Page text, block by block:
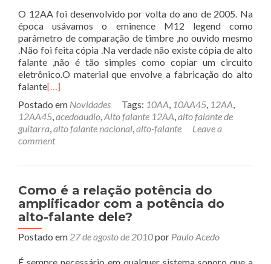
O 12AA foi desenvolvido por volta do ano de 2005. Na
época usávamos o eminence M12 legend como
parâmetro de comparação de timbre ,no ouvido mesmo
.Não foi feita cópia .Na verdade não existe cópia de alto
falante ,não é tão simples como copiar um circuito
eletrônico.O material que envolve a fabricação do alto
falante[…]
Postado em Novidades Tags: 10AA, 10AA45, 12AA,
12AA45,acedoaudio,Alto falante 12AA,alto falante de
guitarra,alto falante nacional,alto-falante
Leave a
comment
Como é a relação potência do
amplificador com a potência do
alto-falante dele?
Postado em 27 de agosto de 2010por Paulo Acedo